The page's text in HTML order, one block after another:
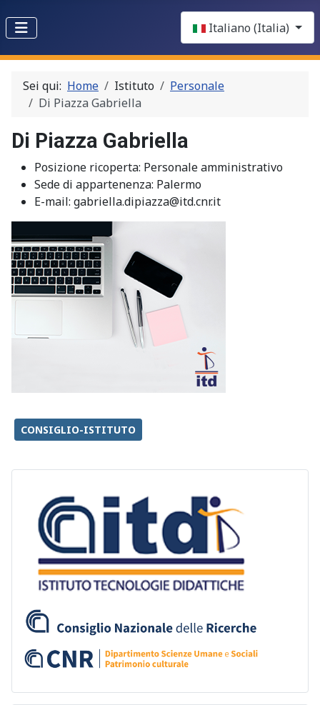
Italiano (Italia)
Sei qui: Home Istituto
Personale
Di Piazza Gabriella
Di Piazza Gabriella
Posizione ricoperta: Personale amministrativo
Sede di appartenenza: Palermo
E-mail: gabriella.dipiazza@itd.cnr.it
CONSIGLIO-ISTITUTO